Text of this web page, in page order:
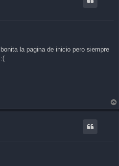
la pagina de inicio pero siempre